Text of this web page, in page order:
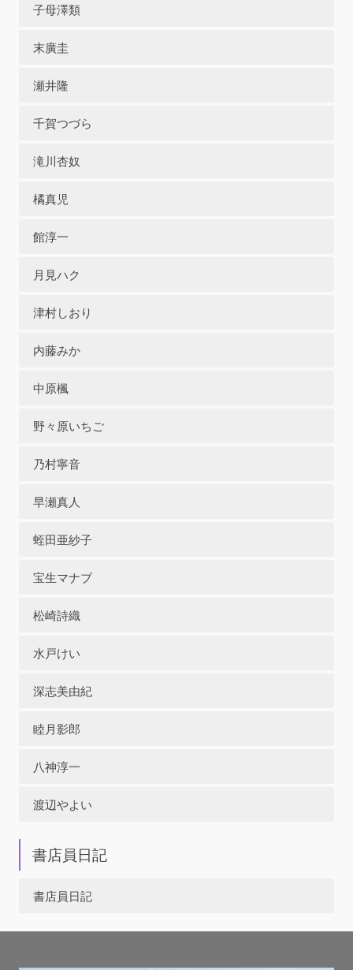
子母澤類
末廣圭
瀬井隆
千賀つづら
滝川杏奴
橘真児
館淳一
月見ハク
津村しおり
内藤みか
中原楓
野々原いちご
乃村寧音
早瀬真人
蛭田亜紗子
宝生マナブ
松崎詩織
水戸けい
深志美由紀
睦月影郎
八神淳一
渡辺やよい
書店員日記
書店員日記